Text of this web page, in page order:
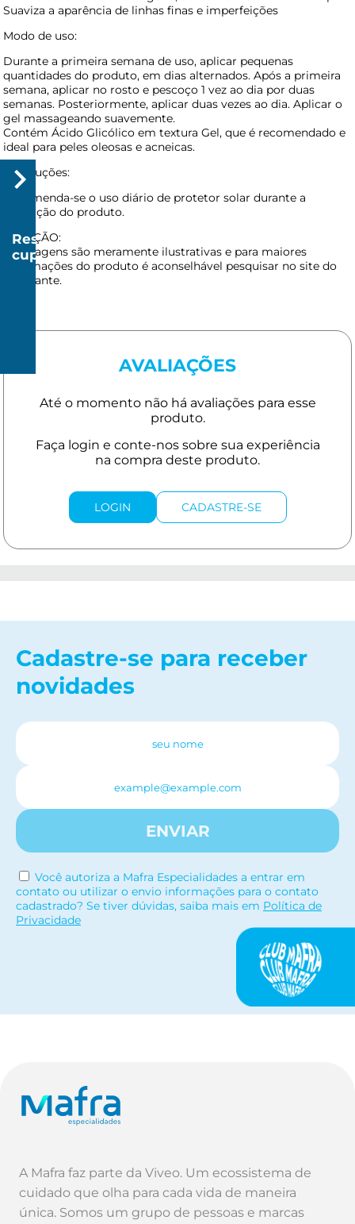
Suaviza a aparência de linhas finas e imperfeições
Modo de uso:
Durante a primeira semana de uso, aplicar pequenas
quantidades do produto, em dias alternados. Após a primeira
semana, aplicar no rosto e pescoço 1 vez ao dia por duas
semanas. Posteriormente, aplicar duas vezes ao dia. Aplicar o
gel massageando suavemente.
Contém Ácido Glicólico em textura Gel, que é recomendado e
ideal para peles oleosas e acneicas.
Precauções:
Recomenda-se o uso diário de protetor solar durante a
utilização do produto.
ATENÇÃO:
As imagens são meramente ilustrativas e para maiores
informações do produto é aconselhável pesquisar no site do
fabricante.
AVALIAÇÕES
LOGIN CADASTRE-SE
Cadastre-se para receber
novidades
ENVIAR
Você autoriza a Mafra Especialidades a entrar em
contato ou utilizar o envio informações para o contato
cadastrado? Se tiver dúvidas, saiba mais em Política de
Privacidade
A Mafra faz parte da Viveo. Um ecossistema de
cuidado que olha para cada vida de maneira
única. Somos um grupo de pessoas e marcas
Resgatar
cupom
R$